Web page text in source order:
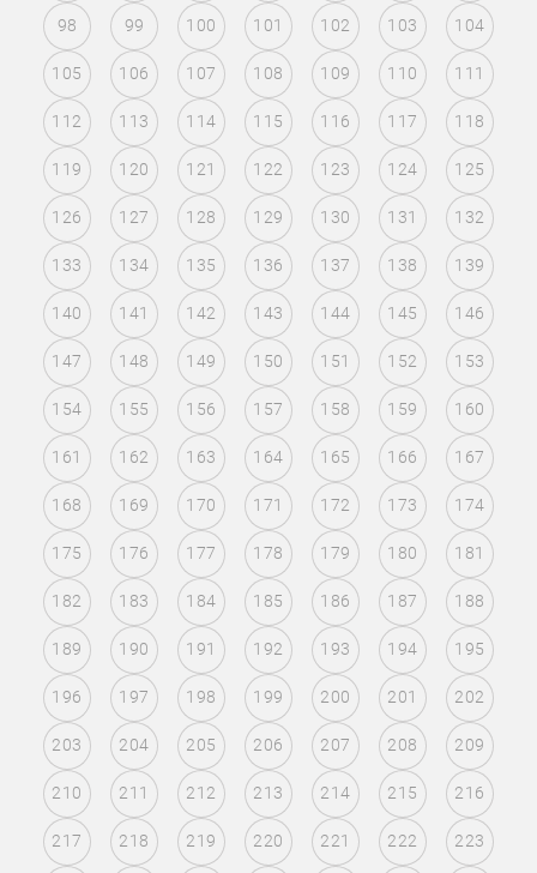
98 99 100 101 102 103 104
105 106 107 108 109 110 111
112 113 114 115 116 117 118
119 120 121 122 123 124 125
126 127 128 129 130 131 132
133 134 135 136 137 138 139
140 141 142 143 144 145 146
147 148 149 150 151 152 153
154 155 156 157 158 159 160
161 162 163 164 165 166 167
168 169 170 171 172 173 174
175 176 177 178 179 180 181
182 183 184 185 186 187 188
189 190 191 192 193 194 195
196 197 198 199 200 201 202
203 204 205 206 207 208 209
210 211 212 213 214 215 216
217 218 219 220 221 222 223